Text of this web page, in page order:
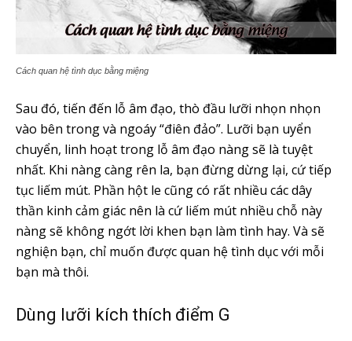
Cách quan hệ tình dục bằng miệng
Sau đó, tiến đến lỗ âm đạo, thò đầu lưỡi nhọn nhọn
vào bên trong và ngoáy “điên đảo”. Lưỡi bạn uyển
chuyển, linh hoạt trong lỗ âm đạo nàng sẽ là tuyệt
nhất. Khi nàng càng rên la, bạn đừng dừng lại, cứ tiếp
tục liếm mút. Phần hột le cũng có rất nhiều các dây
thần kinh cảm giác nên là cứ liếm mút nhiều chỗ này
nàng sẽ không ngớt lời khen bạn làm tình hay. Và sẽ
nghiện bạn, chỉ muốn được quan hệ tình dục với mỗi
bạn mà thôi.
Dùng lưỡi kích thích điểm G